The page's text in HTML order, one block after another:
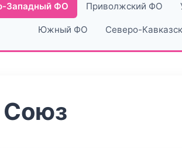
Западный ФО Приволжский ФО
Южный ФО Северо-
Союз